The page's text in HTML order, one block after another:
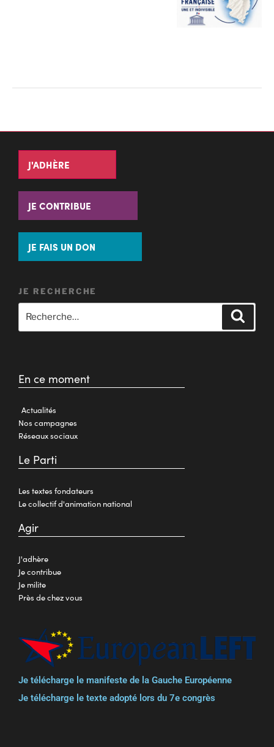
J'ADHÈRE
JE CONTRIBUE
JE FAIS UN DON
JE RECHERCHE
En ce moment
Actualités
Nos campagnes
Réseaux sociaux
Le Parti
Les textes fondateurs
Le collectif d'animation national
Agir
J'adhère
Je contribue
Je milite
Près de chez vous
Je télécharge le manifeste de la Gauche Européenne
Je télécharge le texte adopté lors du 7e congrès